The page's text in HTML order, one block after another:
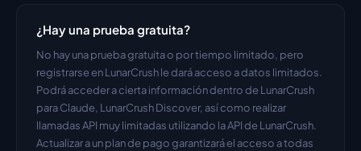
¿Hay una prueba gratuita?
No hay una prueba gratuita o por tiempo limitado, pero
registrarse en LunarCrush le dará acceso a datos limitados.
Podrá acceder a cierta información dentro de LunarCrush
para Claude, LunarCrush Discover, así como realizar
llamadas API muy limitadas utilizando la API de LunarCrush.
Actualizar a un plan de pago garantizará el acceso a todas